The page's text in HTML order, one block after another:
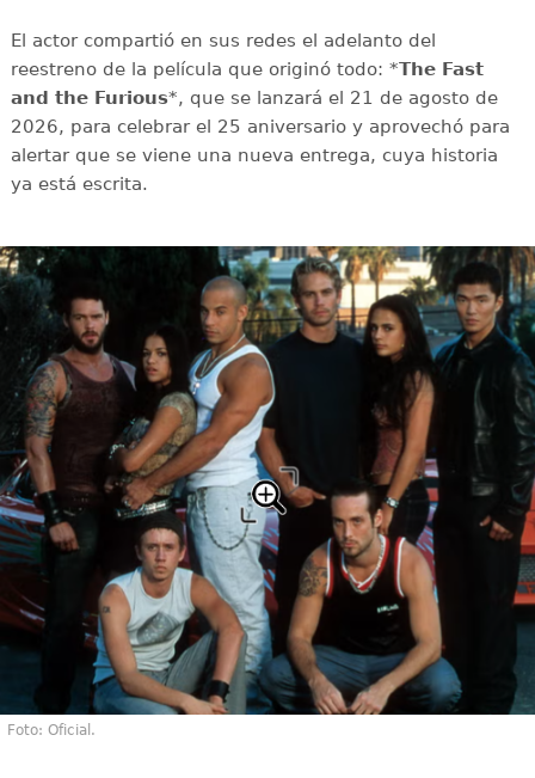
El actor compartió en sus redes el adelanto del
reestreno de la película que originó todo: *The Fast
and the Furious*, que se lanzará el 21 de agosto de
2026, para celebrar el 25 aniversario y aprovechó para
alertar que se viene una nueva entrega, cuya historia
ya está escrita.
Foto: Oficial.